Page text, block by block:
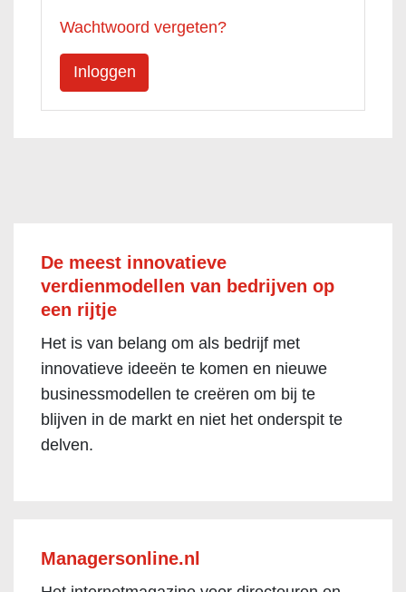
Wachtwoord vergeten?
De meest innovatieve
verdienmodellen van bedrijven op
een rijtje
Het is van belang om als bedrijf met
innovatieve ideeën te komen en nieuwe
businessmodellen te creëren om bij te
blijven in de markt en niet het onderspit te
delven.
Managersonline.nl